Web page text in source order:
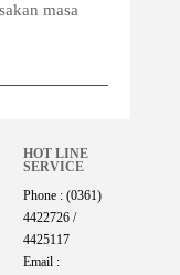
masa
HOT LINE
SERVICE
Phone : (0361)
4422726 /
4425117
Email :